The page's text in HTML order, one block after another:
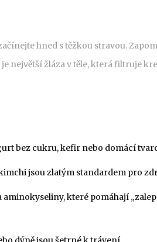
hned s těžkou stravou.
je největší žláza v těle, která filtruje
bez cukru, kefir nebo domácí
jsou zlatým standardem pro
které pomáhají